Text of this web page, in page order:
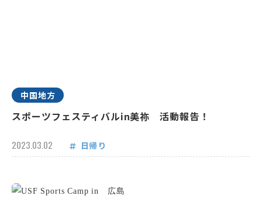
中国地方
スポーツフェスティバルin美祢 活動報告！
2023.03.02 日帰り